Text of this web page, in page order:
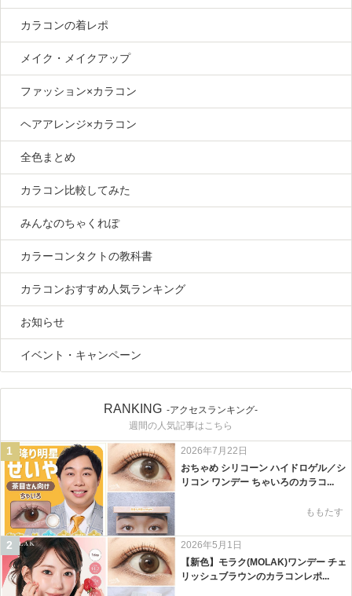
カラコンの着レポ
メイク・メイクアップ
ファッション×カラコン
ヘアアレンジ×カラコン
全色まとめ
カラコン比較してみた
みんなのちゃくれぽ
カラーコンタクトの教科書
カラコンおすすめ人気ランキング
お知らせ
イベント・キャンペーン
RANKING -アクセスランキング-
週間の人気記事はこちら
1
2026年7月22日
おちゃめ シリコーン ハイドロゲル／シ
リコン ワンデー ちゃいろのカラコ...
ももたす
2
2026年5月1日
【新色】モラク(MOLAK)ワンデー チェ
リッシュブラウンのカラコンレポ...